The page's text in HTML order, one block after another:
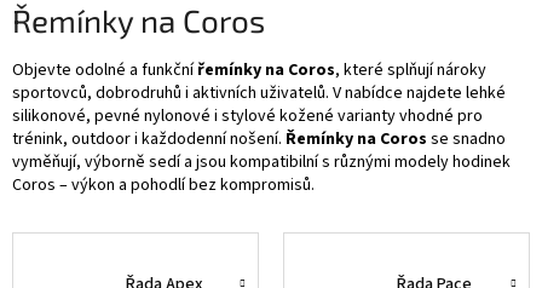
Řemínky na Coros
Objevte odolné a funkčnířemínky na Coros, které splňují nároky
sportovců, dobrodruhů i aktivních uživatelů. V nabídce najdete lehké
silikonové, pevné nylonové i stylové kožené varianty vhodné pro
trénink, outdoor i každodenní nošení. Řemínky na Coros se snadno
vyměňují, výborně sedí a jsou kompatibilní s různými modely hodinek
Coros – výkon a pohodlí bez kompromisů.